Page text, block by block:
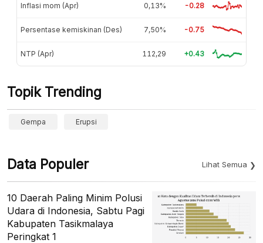
Inflasi mom (Apr) 0,13% -0.28
Persentase kemiskinan (Des) 7,50% -0.75
NTP (Apr) 112,29 +0.43
Topik Trending
Gempa Erupsi
Data Populer Lihat Semua
10 Daerah Paling Minim Polusi
Udara di Indonesia, Sabtu Pagi
Kabupaten Tasikmalaya
Peringkat 1